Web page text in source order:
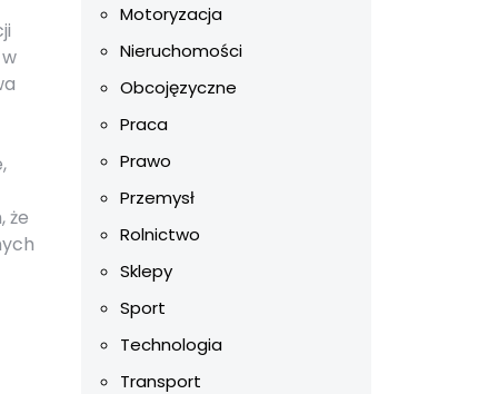
że
Motoryzacja
Nieruchomości
Obcojęzyczne
Praca
Prawo
Przemysł
Rolnictwo
Sklepy
Sport
Technologia
Transport